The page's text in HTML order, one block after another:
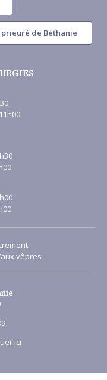
de Béthanie
vêpres
ici